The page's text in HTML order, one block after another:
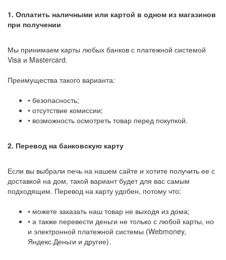
1. Оплатить наличными или картой в одном из магазинов
при получении
Мы принимаем карты любых банков с платежной системой
Visa и Mastercard.
Преимущества такого варианта:
• безопасность;
• отсутствие комиссии;
• возможность осмотреть товар перед покупкой.
2. Перевод на банковскую карту
Если вы выбрали печь на нашем сайте и хотите получить ее с
доставкой на дом, такой вариант будет для вас самым
подходящим. Перевод на карту удобен, потому что:
• можете заказать наш товар не выходя из дома;
• а также перевести деньги не только с любой карты, но
и электронной платежной системы (Webmoney,
Яндекс.Деньги и другие).